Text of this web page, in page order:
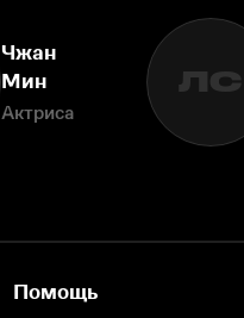
Чжан
Мин
Актриса
ЛС
Помощь